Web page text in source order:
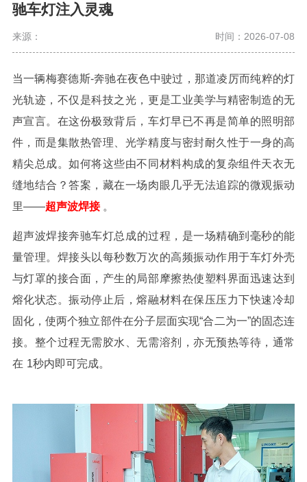
驰车灯注入灵魂
来源： 时间：2026-07-08
当一辆梅赛德斯-奔驰在夜色中驶过，那道凌厉而纯粹的灯
光轨迹，不仅是科技之光，更是工业美学与精密制造的无
声宣言。在这份极致背后，车灯早已不再是简单的照明部
件，而是集散热管理、光学精度与密封耐久性于一身的高
精尖总成。如何将这些由不同材料构成的复杂组件天衣无
缝地结合？答案，藏在一场肉眼几乎无法追踪的微观振动
里——超声波焊接 。
超声波焊接奔驰车灯总成的过程，是一场精确到毫秒的能
量管理。焊接头以每秒数万次的高频振动作用于车灯外壳
与灯罩的接合面，产生的局部摩擦热使塑料界面迅速达到
熔化状态。振动停止后，熔融材料在保压压力下快速冷却
固化，使两个独立部件在分子层面实现“合二为一”的固态连
接。整个过程无需胶水、无需溶剂，亦无预热等待，通常
在 1秒内即可完成。